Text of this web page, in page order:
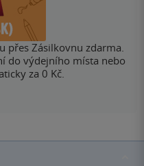
přes Zásilkovnu zdarma.
do výdejního místa nebo
za 0 Kč.